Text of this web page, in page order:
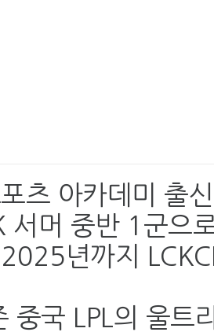
츠 아카데미 출
서머 중반 1군으
년까지
중국 LPL의 울트